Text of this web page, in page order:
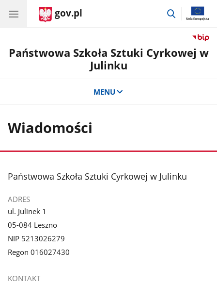
gov.pl
przejdź
Państwowa Szkoła Sztuki Cyrkowej w
Julinku
MENU
Wiadomości
stopka
Państwowa Szkoła Sztuki Cyrkowej w Julinku
ADRES
ul. Julinek 1
05-084 Leszno
NIP 5213026279
Regon 016027430
KONTAKT